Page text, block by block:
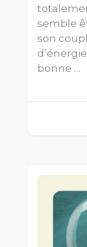
semble
son
bonne …